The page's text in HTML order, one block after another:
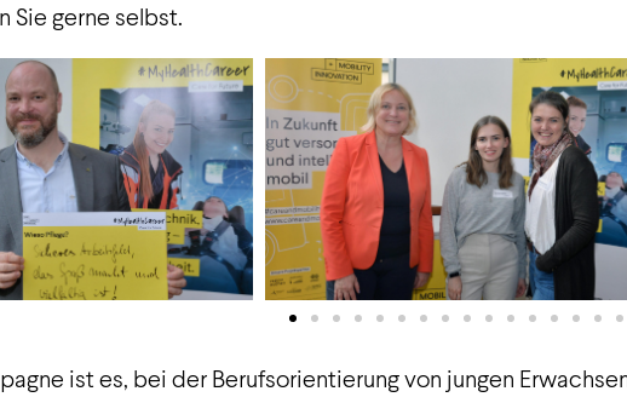
Sie gerne selbst.
ist es, bei der Berufsorientierung von jungen